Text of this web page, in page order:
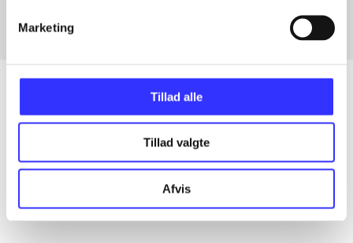
Marketing
Tillad alle
Tillad valgte
Afvis
Alle registrerede artikler fordelt på udgivelser